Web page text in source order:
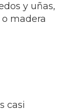
y uñas,
madera
casi